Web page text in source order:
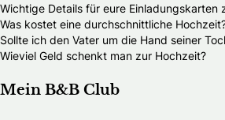
Wichtige Details für eure Einladungskarten
Was kostet eine durchschnittliche
Sollte ich den Vater um die Hand seiner
Wieviel Geld schenkt man zur Hochzeit?
Mein B&B Club